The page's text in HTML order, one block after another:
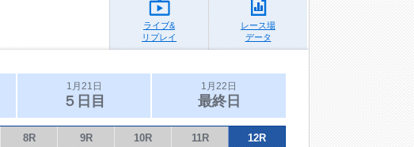
ライブ&
リプレイ
レース場
データ
1月21日
５日目
1月22日
最終日
8R 9R 10R 11R 12R